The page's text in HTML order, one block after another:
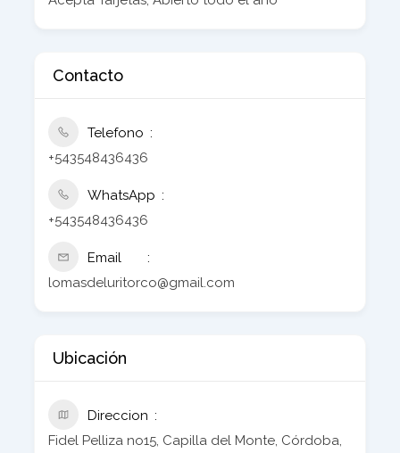
Contacto
Telefono
+543548436436
WhatsApp
+543548436436
Email
lomasdeluritorco@gmail.com
Ubicación
Direccion
Fidel Pelliza no15, Capilla del Monte, Córdoba,